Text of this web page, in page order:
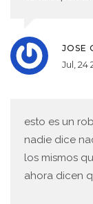
JOSE
Jul, 24
esto es un
nadie dice
los mismos
ahora dicen